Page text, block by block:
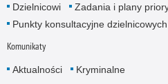
Dzielnicowi
Zadania i plany
Punkty konsultacyjne dzielnicowych
Komunikaty
Aktualności Kryminalne